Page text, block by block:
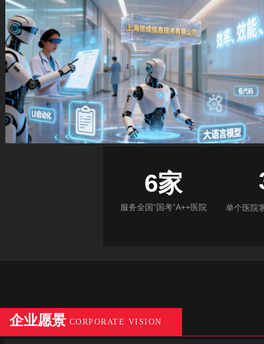
企业愿景 CORPORATE VISION
单个医院
6家
服务全国“国考”A++医院